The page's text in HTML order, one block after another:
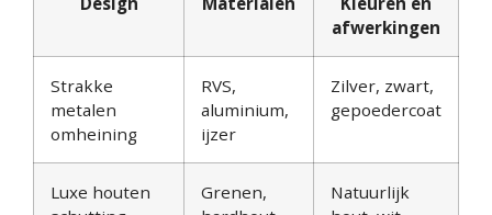
afwerkingen
Strakke
metalen
omheining
RVS,
aluminium,
ijzer
Zilver, zwart,
gepoedercoat
Luxe houten
Grenen,
Natuurlijk